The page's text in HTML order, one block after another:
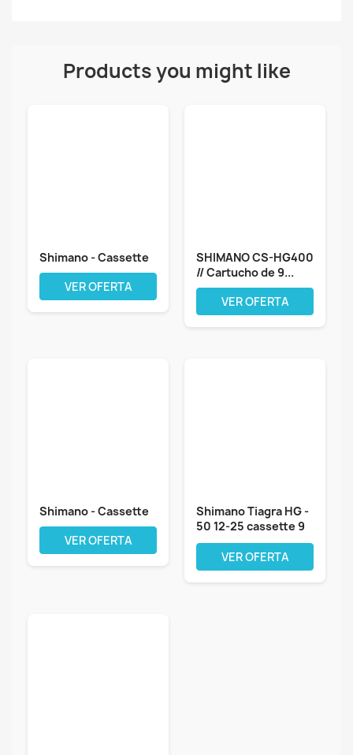
Products you might like
Shimano - Cassette
VER OFERTA
SHIMANO CS-HG400
// Cartucho de 9...
VER OFERTA
Shimano - Cassette
VER OFERTA
Shimano Tiagra HG -
50 12-25 cassette 9
vitesses
VER OFERTA